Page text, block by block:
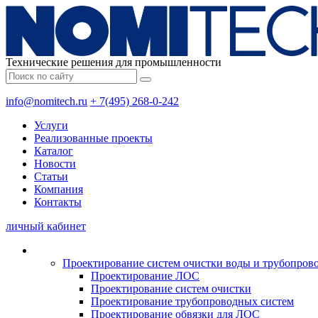
Технические решения для промышленности
info@nomitech.ru + 7(495) 268-0-242
Услуги
Реализованные проекты
Каталог
Новости
Статьи
Компания
Контакты
личный кабинет
Проектирование систем очистки воды и
Проектирование ЛОС
Проектирование систем очистки
Проектирование трубопроводных систем
Проектирование обвязки для ЛОС